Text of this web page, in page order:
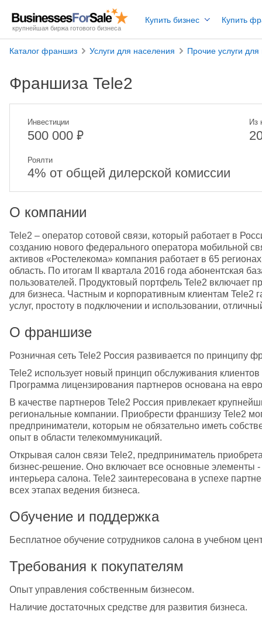
крупнейшая биржа готового бизнеса
Купить бизнес Купить
Каталог франшиз Услуги для населения Прочие услуги
Франшиза Tele2
Инвестиции
500 000 ₽
Из
Роялти
4% от общей дилерской комиссии
О компании
Tele2 – оператор сотовой связи, который работает в
созданию нового федерального оператора мобильной
активов «Ростелекома» компания работает в 65
область. По итогам II квартала 2016 года абонентская
пользователей. Продуктовый портфель Tele2 включает
для бизнеса. Частным и корпоративным клиентам Tele2
услуг, простоту в подключении и использовании,
О франшизе
Розничная сеть Tele2 Россия развивается по принципу
Tele2 использует новый принцип обслуживания
Программа лицензирования партнеров основана на
В качестве партнеров Tele2 Россия привлекает
региональные компании. Приобрести франшизу Tele2
предприниматели, которым не обязательно иметь
опыт в области телекоммуникаций.
Открывая салон связи Tele2, предприниматель
бизнес-решение. Оно включает все основные элементы
интерьера салона. Tele2 заинтересована в успехе
всех этапах ведения бизнеса.
Обучение и поддержка
Бесплатное обучение сотрудников салона в учебном
Требования к покупателям
Опыт управления собственным бизнесом.
Наличие достаточных средстве для развития бизнеса.